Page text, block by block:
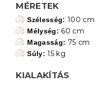
MÉRETEK
Szélesség: 100 cm
Mélység: 60 cm
Magasság: 75 cm
Súly: 15 kg
KIALAKÍTÁS